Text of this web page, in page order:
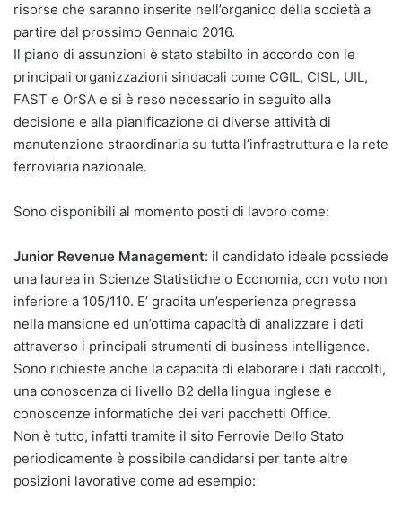
risorse che saranno inserite nell’organico della società a
partire dal prossimo Gennaio 2016.
Il piano di assunzioni è stato stabilto in accordo con le
principali organizzazioni sindacali come CGIL, CISL, UIL,
FAST e OrSA e si è reso necessario in seguito alla
decisione e alla pianificazione di diverse attività di
manutenzione straordinaria su tutta l’infrastruttura e la rete
ferroviaria nazionale.
Sono disponibili al momento posti di lavoro come:
Junior Revenue Management: il candidato ideale possiede
una laurea in Scienze Statistiche o Economia, con voto non
inferiore a 105/110. E’ gradita un’esperienza pregressa
nella mansione ed un’ottima capacità di analizzare i dati
attraverso i principali strumenti di business intelligence.
Sono richieste anche la capacità di elaborare i dati raccolti,
una conoscenza di livello B2 della lingua inglese e
conoscenze informatiche dei vari pacchetti Office.
Non è tutto, infatti tramite il sito Ferrovie Dello Stato
periodicamente è possibile candidarsi per tante altre
posizioni lavorative come ad esempio: